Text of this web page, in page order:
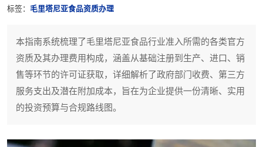
标签： 毛里塔尼亚食品资质办理
本指南系统梳理了毛里塔尼亚食品行业准入所需的各类官方
资质及其办理费用构成，涵盖从基础注册到生产、进口、销
售等环节的许可证获取，详细解析了政府部门收费、第三方
服务支出及潜在附加成本，旨在为企业提供一份清晰、实用
的投资预算与合规路线图。